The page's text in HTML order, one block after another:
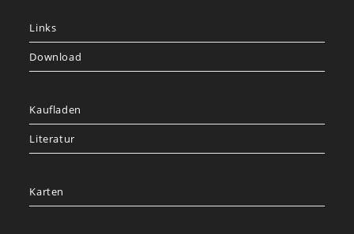
Links
Download
Kaufladen
Literatur
Karten